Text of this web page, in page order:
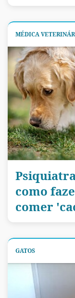
MÉDICA
como
comer
GATOS